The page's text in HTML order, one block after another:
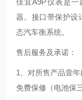
佳宜A9P仪表是
器。接口带保护设
态汽车衡系统。
售后服务及承诺：
1、对所售产品壹
免费保修（电池保